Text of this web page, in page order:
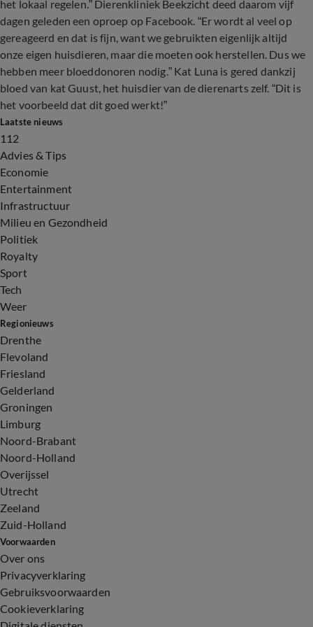
het lokaal regelen.” Dierenkliniek Beekzicht deed daarom vijf
dagen geleden een oproep op Facebook. “Er wordt al veel op
gereageerd en dat is fijn, want we gebruikten eigenlijk altijd
onze eigen huisdieren, maar die moeten ook herstellen. Dus we
hebben meer bloeddonoren nodig.” Kat Luna is gered dankzij
bloed van kat Guust, het huisdier van de dierenarts zelf. “Dit is
het voorbeeld dat dit goed werkt!”
Laatste nieuws
112
Advies & Tips
Economie
Entertainment
Infrastructuur
Milieu en Gezondheid
Politiek
Royalty
Sport
Tech
Weer
Regionieuws
Drenthe
Flevoland
Friesland
Gelderland
Groningen
Limburg
Noord-Brabant
Noord-Holland
Overijssel
Utrecht
Zeeland
Zuid-Holland
Voorwaarden
Over ons
Privacyverklaring
Gebruiksvoorwaarden
Cookieverklaring